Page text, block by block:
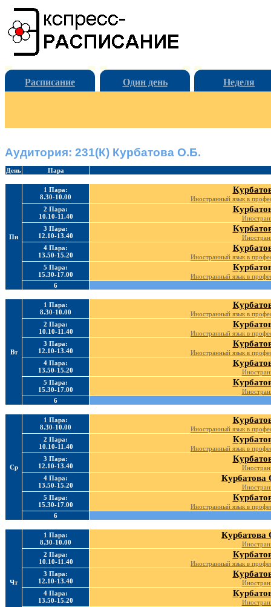
Расписание Один день Неделя
Аудитория: 231(К) Курбатова О.Б.
День Пара
Пн
1 Пара:
8.30-10.00
Иностранный язык в
2 Пара:
10.10-11.40
3 Пара:
12.10-13.40
4 Пара:
13.50-15.20
Иностранный язык в
5 Пара:
15.30-17.00
Иностранный язык в
6
Вт
1 Пара:
8.30-10.00
Иностранный язык в
2 Пара:
10.10-11.40
Иностранный язык в
3 Пара:
12.10-13.40
Иностранный язык в
4 Пара:
13.50-15.20
5 Пара:
15.30-17.00
6
Ср
1 Пара:
8.30-10.00
Иностранный язык в
2 Пара:
10.10-11.40
Иностранный язык в
3 Пара:
12.10-13.40
4 Пара:
13.50-15.20
Курбатова
5 Пара:
15.30-17.00
Иностранный язык в
6
Чт
1 Пара:
8.30-10.00
Курбатова
2 Пара:
10.10-11.40
Иностранный язык в
3 Пара:
12.10-13.40
4 Пара:
13.50-15.20